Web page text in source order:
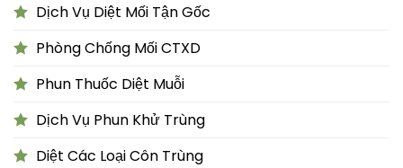
Dịch Vụ Diệt Mối Tận Gốc
Phòng Chống Mối CTXD
Phun Thuốc Diệt Muỗi
Dịch Vụ Phun Khử Trùng
Diệt Các Loại Côn Trùng